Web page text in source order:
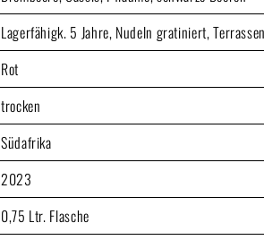
Lagerfähigk. 5 Jahre, Nudeln gratiniert,
Rot
trocken
Südafrika
2023
0,75 Ltr. Flasche